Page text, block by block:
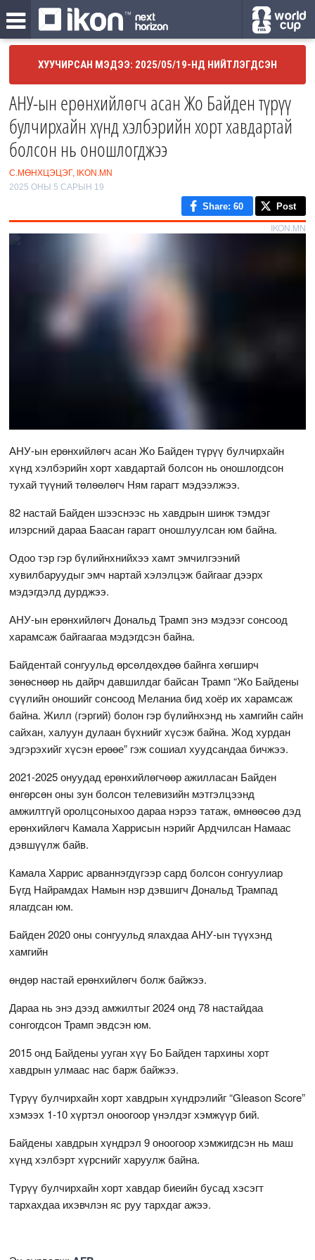
ХУУЧИРСАН МЭДЭЭ: 2025/05/19-НД НИЙТЛЭГДСЭН
АНУ-ын ерөнхийлөгч асан Жо Байден түрүү
булчирхайн хүнд хэлбэрийн хорт хавдартай
болсон нь оношлогджээ
С.МӨНХЦЭЦЭГ, IKON.MN
2025 ОНЫ 5 САРЫН 19
Share: 60 Post
IKON.MN
АНУ-ын ерөнхийлөгч асан Жо Байден түрүү булчирхайн
хүнд хэлбэрийн хорт хавдартай болсон нь оношлогдсон
тухай түүний төлөөлөгч Ням гарагт мэдээлжээ.
82 настай Байден шээснээс нь хавдрын шинж тэмдэг
илэрсний дараа Баасан гарагт оношлуулсан юм байна.
Одоо тэр гэр бүлийнхнийхээ хамт эмчилгээний
хувилбаруудыг эмч нартай хэлэлцэж байгааг дээрх
мэдэгдэлд дурджээ.
АНУ-ын ерөнхийлөгч Дональд Трамп энэ мэдээг сонсоод
харамсаж байгаагаа мэдэгдсэн байна.
Байдентай сонгуульд өрсөлдөхдөө байнга хөгширч
зөнөснөөр нь дайрч давшилдаг байсан Трамп “Жо Байдены
сүүлийн оношийг сонсоод Меланиа бид хоёр их харамсаж
байна. Жилл (гэргий) болон гэр бүлийнхэнд нь хамгийн сайн
сайхан, халуун дулаан бүхнийг хүсэж байна. Жод хурдан
эдгэрэхийг хүсэн ерөөе” гэж сошиал хуудсандаа бичжээ.
2021-2025 онуудад ерөнхийлөгчөөр ажилласан Байден
өнгөрсөн оны зун болсон телевизийн мэтгэлцээнд
амжилтгүй оролцсоныхоо дараа нэрээ татаж, өмнөөсөө дэд
ерөнхийлөгч Камала Харрисын нэрийг Ардчилсан Намаас
дэвшүүлж байв.
Камала Харрис арваннэгдүгээр сард болсон сонгуулиар
Бүгд Найрамдах Намын нэр дэвшигч Дональд Трампад
ялагдсан юм.
Байден 2020 оны сонгуульд ялахдаа АНУ-ын түүхэнд
хамгийн
өндөр настай ерөнхийлөгч болж байжээ.
Дараа нь энэ дээд амжилтыг 2024 онд 78 настайдаа
сонгогдсон Трамп эвдсэн юм.
2015 онд Байдены ууган хүү Бо Байден тархины хорт
хавдрын улмаас нас барж байжээ.
Түрүү булчирхайн хорт хавдрын хүндрэлийг “Gleason Score”
хэмээх 1-10 хүртэл оноогоор үнэлдэг хэмжүүр бий.
Байдены хавдрын хүндрэл 9 оноогоор хэмжигдсэн нь маш
хүнд хэлбэрт хүрснийг харуулж байна.
Түрүү булчирхайн хорт хавдар биеийн бусад хэсэгт
тархахдаа ихэвчлэн яс руу тархдаг ажээ.